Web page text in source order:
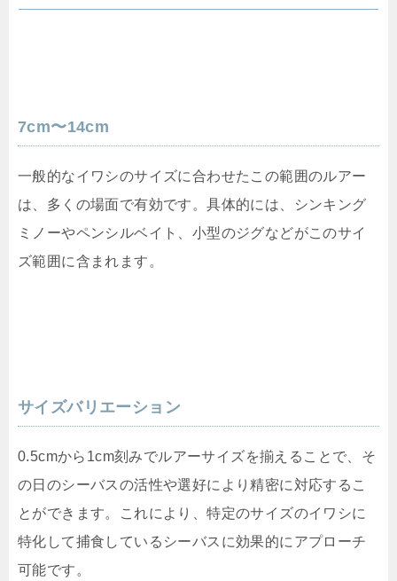
7cm〜14cm
一般的なイワシのサイズに合わせたこの範囲のルアー
は、多くの場面で有効です。具体的には、シンキング
ミノーやペンシルベイト、小型のジグなどがこのサイ
ズ範囲に含まれます。
サイズバリエーション
0.5cmから1cm刻みでルアーサイズを揃えることで、そ
の日のシーバスの活性や選好により精密に対応するこ
とができます。これにより、特定のサイズのイワシに
特化して捕食しているシーバスに効果的にアプローチ
可能です。